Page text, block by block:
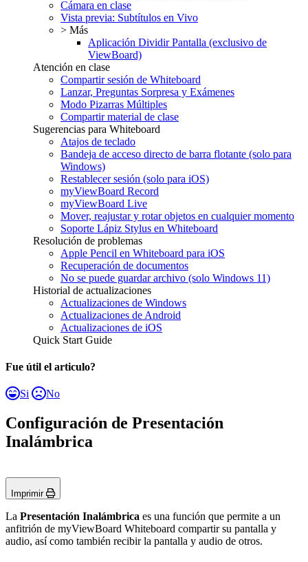
Cámara en clase
Vista previa: Subtítulos en Vivo
> Más
Aplicación Dividir Pantalla (exclusivo de
ViewBoard)
Atención en clase
Compartir sesión de Whiteboard
Lanzar, Preguntas Sorpresa y Exámenes
Modo Pizarras Múltiples
Compartir material de clase
Sugerencias para Whiteboard
Atajos de teclado
Bandeja de acceso directo de barra flotante (solo para
Windows)
Restablecer sesión (solo para iOS)
myViewBoard Record
myViewBoard Live
Mover, reajustar y rotar objetos en cualquier momento
Soporte Lápiz Stylus en Whiteboard
Resolución de problemas
Apple Pencil en Whiteboard para iOS
Recuperación de documentos
No se puede guardar archivo (solo Windows 11)
Historial de actualizaciones
Actualizaciones de Windows
Actualizaciones de Android
Actualizaciones de iOS
Quick Start Guide
Fue útil el articulo?
Si No
Configuración de Presentación
Inalámbrica
Imprimir
La Presentación Inalámbrica es una función que permite a un
anfitrión de myViewBoard Whiteboard compartir su pantalla y
audio, así como también recibir la pantalla y audio de otros.